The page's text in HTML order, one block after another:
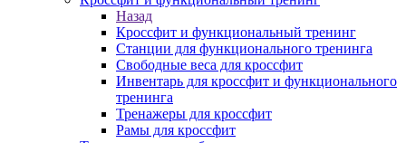
Назад
Кроссфит и функциональный тренинг
Станции для функционального тренинга
Свободные веса для кроссфит
Инвентарь для кроссфит и функционального
тренинга
Тренажеры для кроссфит
Рамы для кроссфит